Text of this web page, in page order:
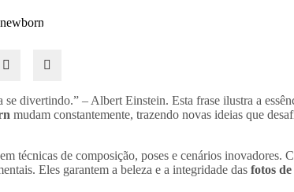
divertindo.” – Albert Einstein. Esta frase ilustra a
mudam constantemente, trazendo novas ideias que
técnicas de composição, poses e cenários
Eles garantem a beleza e a integridade das fotos